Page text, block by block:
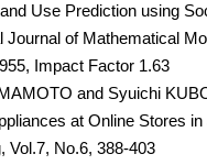
Use Prediction using
Journal of Mathematical
Impact Factor 1.63
and Syuichi
at Online Stores
Vol.7, No.6, 388-403